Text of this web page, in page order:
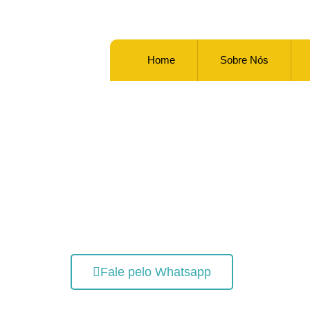
Home Sobre Nós
Fale pelo Whatsapp